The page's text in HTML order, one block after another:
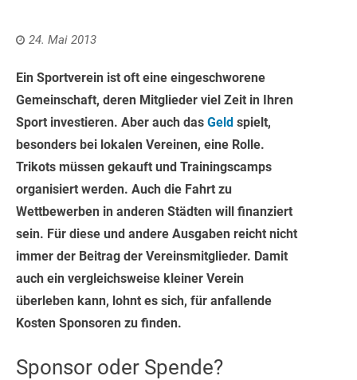
24. Mai 2013
Ein Sportverein ist oft eine eingeschworene
Gemeinschaft, deren Mitglieder viel Zeit in Ihren
Sport investieren. Aber auch das Geld spielt,
besonders bei lokalen Vereinen, eine Rolle.
Trikots müssen gekauft und Trainingscamps
organisiert werden. Auch die Fahrt zu
Wettbewerben in anderen Städten will finanziert
sein. Für diese und andere Ausgaben reicht nicht
immer der Beitrag der Vereinsmitglieder. Damit
auch ein vergleichsweise kleiner Verein
überleben kann, lohnt es sich, für anfallende
Kosten Sponsoren zu finden.
Sponsor oder Spende?